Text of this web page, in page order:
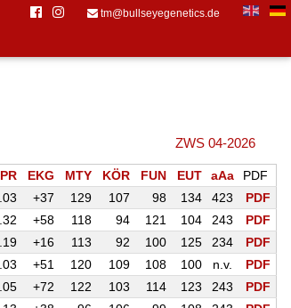
tm@bullseyegenetics.de
ZWS 04-2026
EKG MTY KÖR FUN EUT aAa
PDF
+37 129 107 98 134 423
PDF
+58 118 94 121 104 243
PDF
+16 113 92 100 125 234
PDF
+51 120 109 108 100 n.v.
PDF
+72 122 103 114 123 243
PDF